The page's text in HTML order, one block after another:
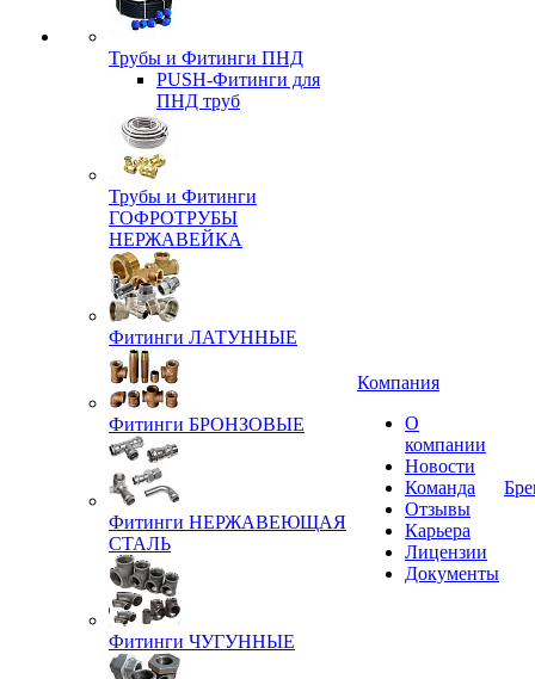
Трубы и Фитинги ПНД
PUSH-Фитинги для
ПНД труб
Трубы и Фитинги
ГОФРОТРУБЫ
НЕРЖАВЕЙКА
Фитинги ЛАТУННЫЕ
Фитинги БРОНЗОВЫЕ
Фитинги НЕРЖАВЕЮЩАЯ
СТАЛЬ
Фитинги ЧУГУННЫЕ
Компания
О
компании
Новости
Команда
Отзывы
Карьера
Лицензии
Документы